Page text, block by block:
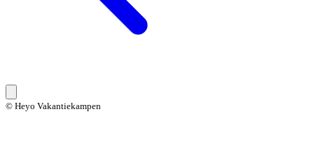
© Heyo Vakantiekampen